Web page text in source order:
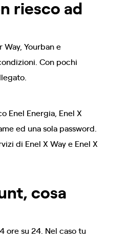
riesco ad
Way, Yourban e
Con pochi
Enel Energia, Enel X
ed una sola password.
di Enel X Way e Enel X
cosa
ore su 24. Nel caso tu